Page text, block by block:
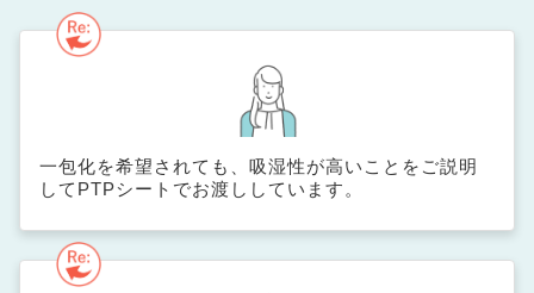
一包化を希望されても、吸湿性が高いことをご説明
してPTPシートでお渡ししています。